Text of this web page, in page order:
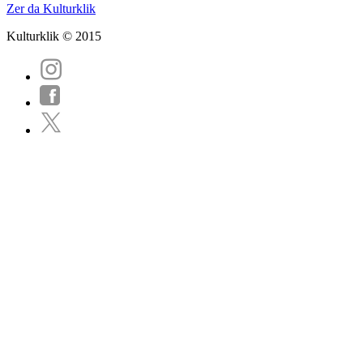
Zer da Kulturklik
Kulturklik © 2015